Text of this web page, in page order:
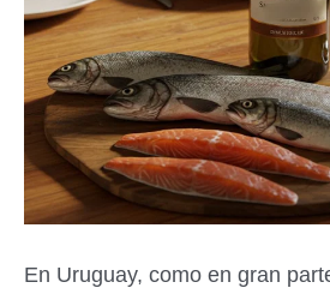
En Uruguay, como en gran